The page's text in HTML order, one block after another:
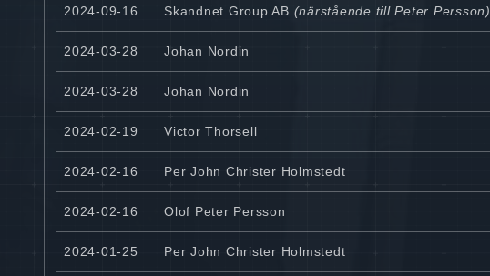
2024-09-16 Skandnet Group AB (närstående till Peter Persson)
2024-03-28 Johan Nordin
2024-03-28 Johan Nordin
2024-02-19 Victor Thorsell
2024-02-16 Per John Christer Holmstedt
2024-02-16 Olof Peter Persson
2024-01-25 Per John Christer Holmstedt